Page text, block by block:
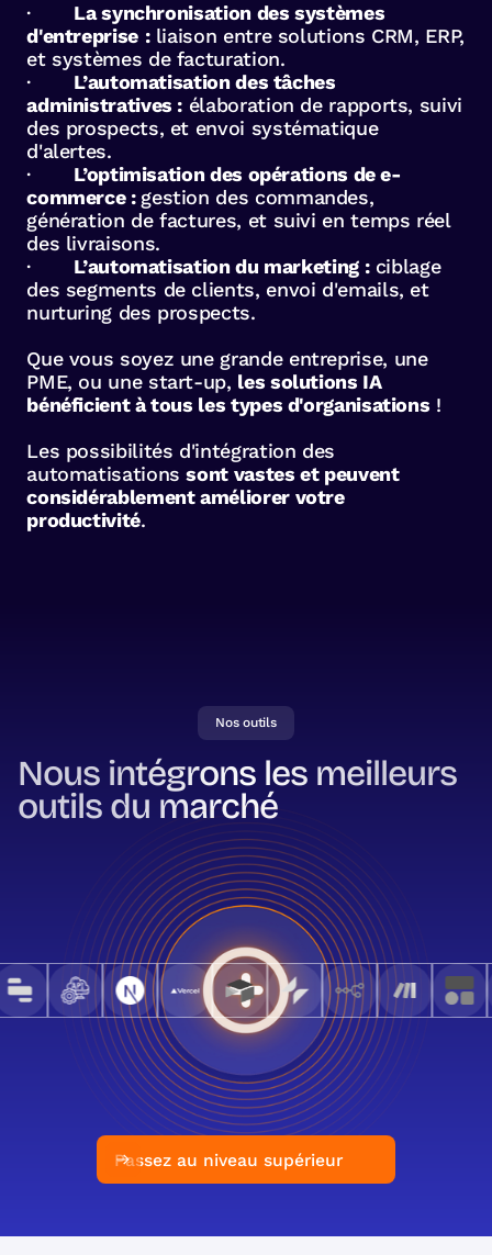
· La synchronisation des systèmes
d'entreprise :liaison entre solutions CRM, ERP,
et systèmes de facturation.
· L’automatisation des tâches
administratives : élaboration de rapports, suivi
des prospects, et envoi systématique
d'alertes.
· L’optimisation des opérations de e-
commerce : gestion des commandes,
génération de factures, et suivi en temps réel
des livraisons.
· L’automatisation du marketing :ciblage
des segments de clients, envoi d'emails, et
nurturing des prospects.
Que vous soyez une grande entreprise, une
PME, ou une start-up, les solutions IA
bénéficient à tous les types d'organisations !
Les possibilités d'intégration des
automatisationssont vastes et peuvent
considérablement améliorer votre
productivité.
Nos outils
Nous intégrons les meilleurs
outils du marché
Passez au niveau supérieur